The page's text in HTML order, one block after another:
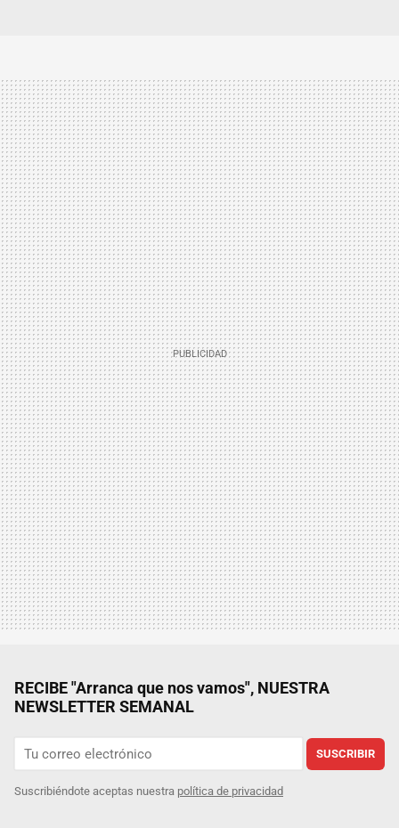
RECIBE "Arranca que nos vamos", NUESTRA
NEWSLETTER SEMANAL
SUSCRIBIR
Suscribiéndote aceptas nuestra política de privacidad